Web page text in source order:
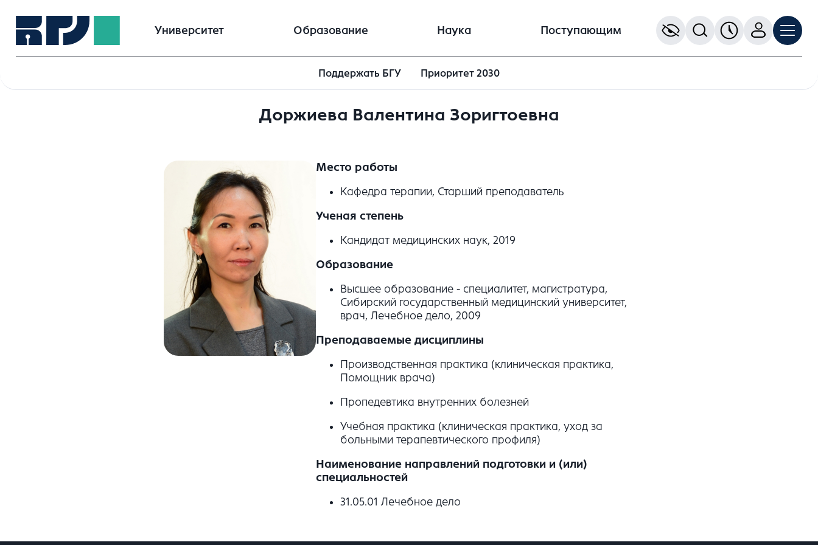
Университет Образование Наука Поступающим
Поддержать БГУ Приоритет 2030
Доржиева Валентина Зоригтоевна
Место работы
Кафедра терапии, Старший преподаватель
Ученая степень
Кандидат медицинских наук, 2019
Образование
Высшее образование - специалитет, магистратура,
Сибирский государственный медицинский университет,
врач, Лечебное дело, 2009
Преподаваемые дисциплины
Производственная практика (клиническая практика,
Помощник врача)
Пропедевтика внутренних болезней
Учебная практика (клиническая практика, уход за
больными терапевтического профиля)
Наименование направлений подготовки и (или)
специальностей
31.05.01 Лечебное дело